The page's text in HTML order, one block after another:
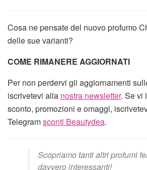
Cosa ne pensate del nuovo profumo
delle sue varianti?
COME RIMANERE AGGIORNATI
Per non perdervi gli aggiornamenti
iscrivetevi alla nostra newsletter. Se vi
sconto, promozioni e omaggi,
Telegramsconti Beautydea.
Scopriamo tanti altri profumi
davvero interessanti!